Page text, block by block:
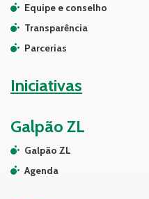
Equipe e conselho
Transparência
Parcerias
Iniciativas
Galpão ZL
Galpão ZL
Agenda